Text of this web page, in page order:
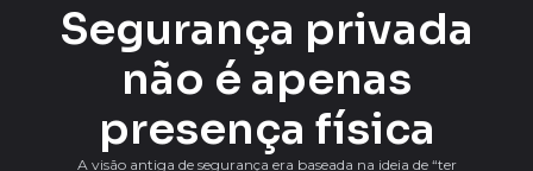
Segurança privada
não é apenas
presença física
A visão antiga de segurança era baseada na ideia de “ter